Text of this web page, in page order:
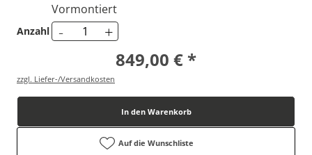
Vormontiert
Anzahl - +
849,00 € *
zzgl. Liefer-/Versandkosten
In den Warenkorb
Auf die Wunschliste